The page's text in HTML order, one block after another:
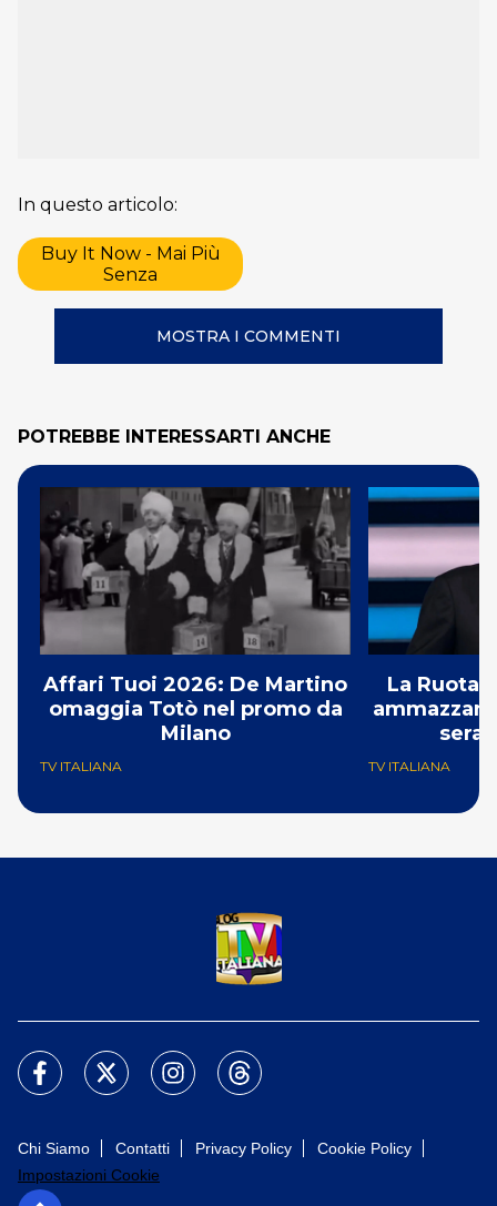
In questo articolo:
Buy It Now - Mai Più
Senza
MOSTRA I COMMENTI
POTREBBE INTERESSARTI ANCHE
Affari Tuoi 2026: De Martino
omaggia Totò nel promo da
Milano
TV ITALIANA
La Ruota
TV ITALIANA
Chi Siamo Contatti Privacy Policy
Cookie Policy
Impostazioni Cookie